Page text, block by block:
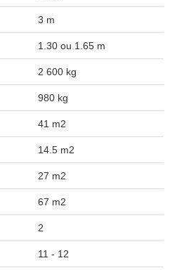
3 m
1.30 ou 1.65 m
2 600 kg
980 kg
41 m2
14.5 m2
27 m2
67 m2
2
11 - 12